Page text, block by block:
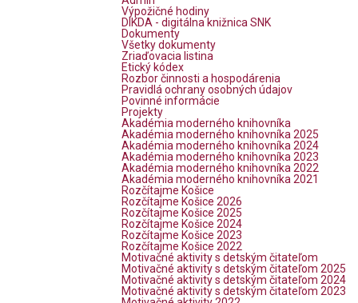
Výpožičné hodiny
DIKDA - digitálna knižnica SNK
Dokumenty
Všetky dokumenty
Zriaďovacia listina
Etický kódex
Rozbor činnosti a hospodárenia
Pravidlá ochrany osobných údajov
Povinné informácie
Projekty
Akadémia moderného knihovníka
Akadémia moderného knihovníka 2025
Akadémia moderného knihovníka 2024
Akadémia moderného knihovníka 2023
Akadémia moderného knihovníka 2022
Akadémia moderného knihovníka 2021
Rozčítajme Košice
Rozčítajme Košice 2026
Rozčítajme Košice 2025
Rozčítajme Košice 2024
Rozčítajme Košice 2023
Rozčítajme Košice 2022
Motivačné aktivity s detským čitateľom
Motivačné aktivity s detským čitateľom 2025
Motivačné aktivity s detským čitateľom 2024
Motivačné aktivity s detským čitateľom 2023